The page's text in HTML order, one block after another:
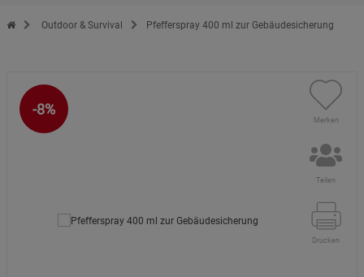
Zur Startseite des Kopp Verlag Online-Shop
Outdoor & Survival Pfefferspray 400 ml zur Gebäudesicherung
-8%
Merken
Teilen
Drucken